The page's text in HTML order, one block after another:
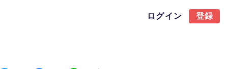
ログイン 登録